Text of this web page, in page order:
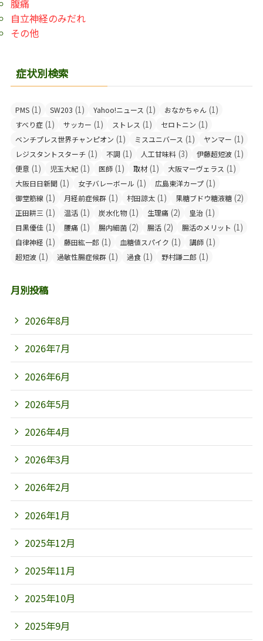
腹痛
自立神経のみだれ
その他
症状別検索
PMS (1) SW203 (1) Yahoo!ニュース (1) おなかちゃん (1)
すべり症 (1) サッカー (1) ストレス (1) セロトニン (1)
ベンチプレス世界チャンピオン (1) ミスユニバース (1) ヤンマー (1)
レジスタントスターチ (1) 不調 (1) 人工甘味料 (3) 伊藤超短波 (1)
便意 (1) 児玉大紀 (1) 医師 (1) 取材(1) 大阪マーヴェラス (1)
大阪日日新聞 (1) 女子バレーボール (1) 広島東洋カープ (1)
御堂筋線 (1) 月経前症候群 (1) 村田諒太 (1) 果糖ブドウ糖液糖 (2)
正田耕三 (1) 温活 (1) 炭水化物(1) 生理痛 (2) 皇治 (1)
目黒優佳 (1) 腰痛 (1) 腸内細菌 (2) 腸活 (2) 腸活のメリット (1)
自律神経 (1) 藤田紘一郎 (1) 血糖値スパイク (1) 講師 (1)
超短波 (1) 過敏性腸症候群 (1) 過食 (1) 野村謙二郎 (1)
月別投稿
2026年8月
2026年7月
2026年6月
2026年5月
2026年4月
2026年3月
2026年2月
2026年1月
2025年12月
2025年11月
2025年10月
2025年9月